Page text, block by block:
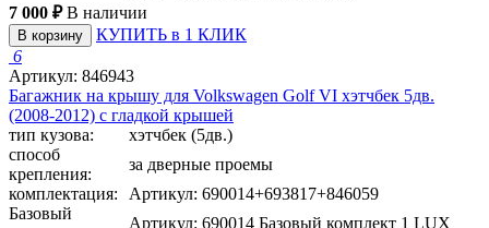
7 000 ₽ В наличии
В корзину
КУПИТЬ в 1 КЛИК
6
Артикул: 846943
Багажник на крышу для Volkswagen Golf VI хэтчбек 5дв.
(2008-2012) с гладкой крышей
тип кузова:
хэтчбек (5дв.)
способ
крепления:
за дверные проемы
комплектация:
Артикул: 690014+693817+846059
Базовый
Артикул: 690014 Базовый комплект 1 LUX